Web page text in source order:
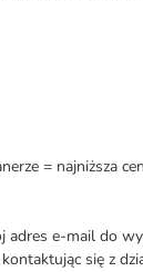
= najniższa
e-mail do
się z